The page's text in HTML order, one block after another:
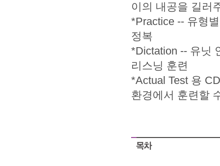
이의 내공을 길러
*Practice -- 유형
정복
*Dictation -- 유닛
리스닝 훈련
*Actual Test 용
환경에서 훈련할